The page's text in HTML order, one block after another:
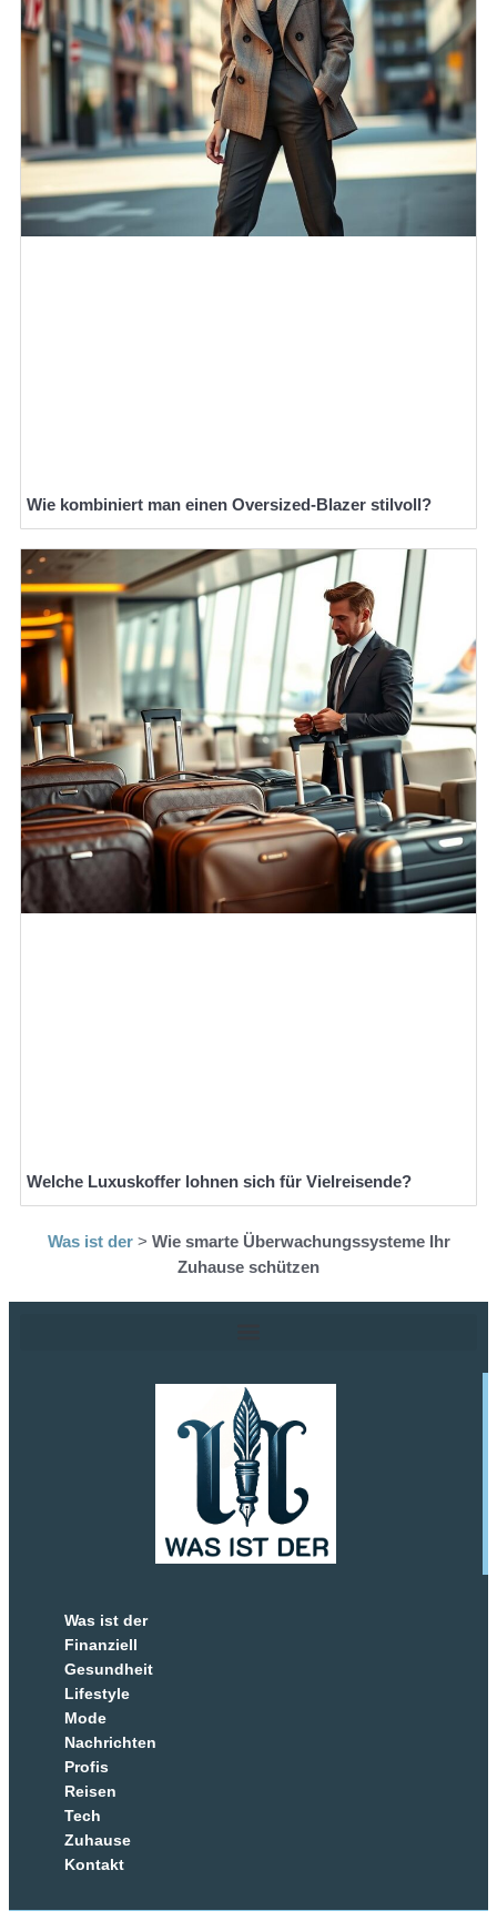
Wie kombiniert man einen Oversized-Blazer stilvoll?
Welche Luxuskoffer lohnen sich für Vielreisende?
Was ist der> Wie smarte Überwachungssysteme Ihr
Zuhause schützen
Was ist der
Finanziell
Gesundheit
Lifestyle
Mode
Nachrichten
Profis
Reisen
Tech
Zuhause
Kontakt